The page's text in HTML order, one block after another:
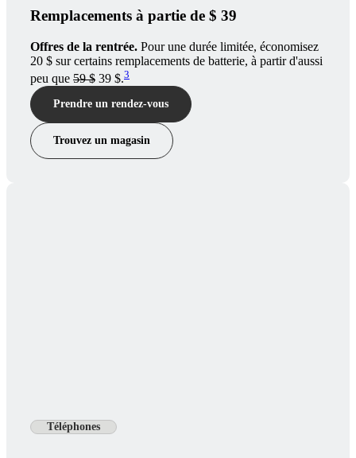
Remplacements à partie de $ 39
Offres de la rentrée. Pour une durée limitée, économisez
20 $ sur certains remplacements de batterie, à partir d'aussi
peu que 59 $ 39 $.3
Prendre un rendez-vous
Trouvez un magasin
Téléphones